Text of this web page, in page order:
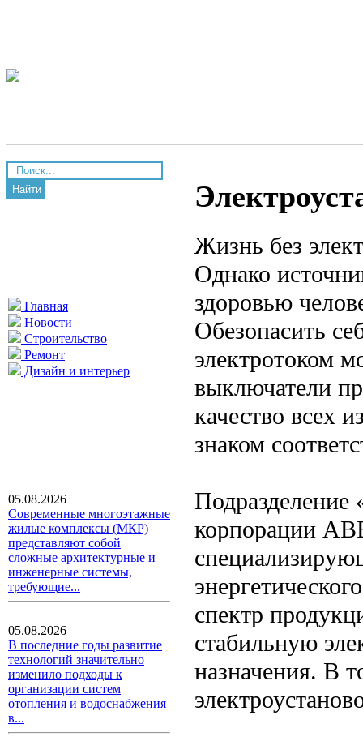
Найти
Главная
Новости
Строительство
Ремонт
Дизайн и интерьер
05.08.2026
Современные многоэтажные
жилые комплексы (МКР)
представляют собой
сложные архитектурные и
инженерные системы,
требующие...
05.08.2026
В последние годы развитие
технологий значительно
изменило подходы к
организации систем
отопления и водоснабжения
в...
Жизнь без
Однако
здоровью
Обезопасить
электротоком
выключатели
качество всех
знаком
Подразделение
корпорации
спектр
стабильную
назначения. В